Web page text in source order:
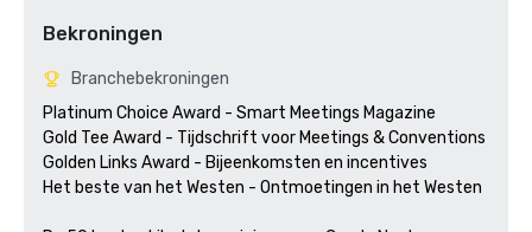
Bekroningen
Branchebekroningen
Platinum Choice Award - Smart Meetings Magazine
Gold Tee Award - Tijdschrift voor Meetings & Conventions
Golden Links Award - Bijeenkomsten en incentives
Het beste van het Westen - Ontmoetingen in het Westen